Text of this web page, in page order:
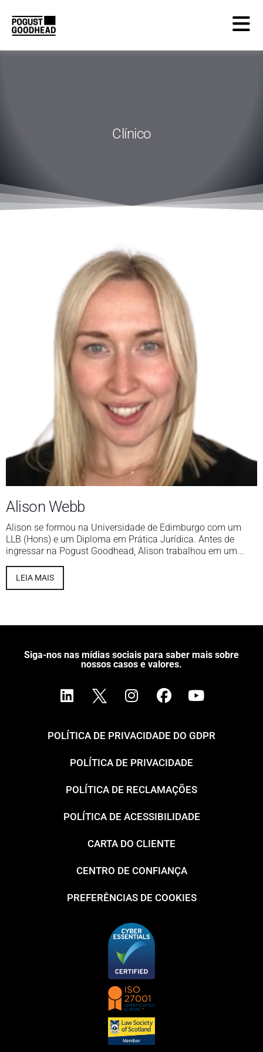
Clínico
Alison Webb
Alison se formou na Universidade de Edimburgo com um
LLB (Hons) e um Diploma em Prática Jurídica. Antes de
ingressar na Pogust Goodhead, Alison trabalhou em um...
LEIA MAIS
Siga-nos nas mídias sociais para saber mais sobre
nossos casos e valores.
POLÍTICA DE PRIVACIDADE DO GDPR
POLÍTICA DE PRIVACIDADE
POLÍTICA DE RECLAMAÇÕES
POLÍTICA DE ACESSIBILIDADE
CARTA DO CLIENTE
CENTRO DE CONFIANÇA
PREFERÊNCIAS DE COOKIES